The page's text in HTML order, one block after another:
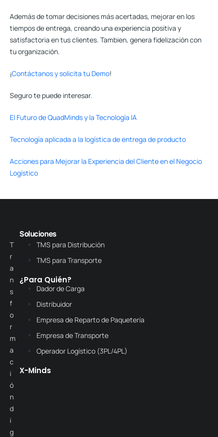
Además de tomar decisiones más acertadas, mejorar en los
tiempos de entrega, creando una experiencia positiva y
satisfactoria en tus clientes. Tambien, genera fidelización con
tu organización.
¡Contáctanos y solicita tu Demo!
Seguro te puede interesar.
El Futuro de QuadMinds y la Tecnología IA
Tecnología aplicada a la logística de entrega de producto
Acciones para Mejorar la Experiencia del Cliente en el Negocio
Logístico
T
r
a
n
s
f
o
r
m
a
c
i
ó
n
d
i
g
Soluciones
TMS para Distribución
TMS para Transporte
¿Para Quién?
Dador de Carga
Distribuidor
Empresa de Reparto de Paquetería
Empresa de Transporte
Operador Logístico (3PL/4PL)
X-Minds